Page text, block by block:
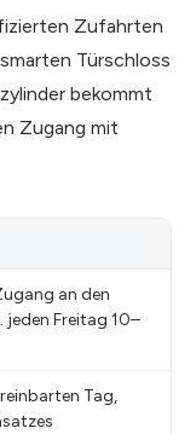
Zufahrten
Türschloss
bekommt
Zugang mit
an den
jeden Freitag 10–
Tag,